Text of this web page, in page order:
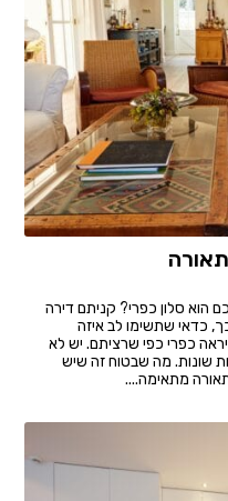
סלון כפרי? קניתם דירה
כדאי שתשימו לב איזה
כפרי כפי שרציתם. יש לא
שונות. מה שבטוח זה שיש
מתאימה....